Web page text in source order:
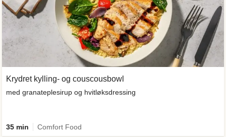
Krydret kylling- og couscousbowl
med granateplesirup og hvitløksdressing
35 min Comfort Food